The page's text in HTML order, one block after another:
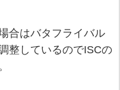
合はバタフライバル
整しているのでISCの